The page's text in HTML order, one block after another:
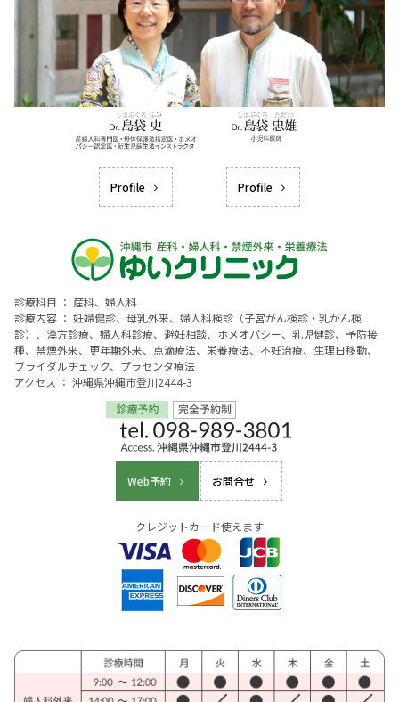
Profile Profile
診療科目 ： 産科、婦人科
診療内容 ： 妊婦健診、母乳外来、婦人科検診（子宮がん検診・乳がん検
診）、漢方診療、婦人科診療、避妊相談、ホメオパシー、乳児健診、予防接
種、禁煙外来、更年期外来、点滴療法、栄養療法、不妊治療、生理日移動、
ブライダルチェック、プラセンタ療法
アクセス ： 沖縄県沖縄市登川2444-3
Web予約 お問合せ
クレジットカード使えます